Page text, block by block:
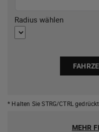
Radius wählen
* Halten Sie STRG/CTRL gedrückt,
MEHR